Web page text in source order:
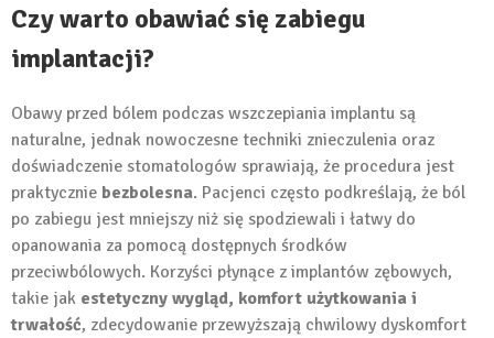
Czy warto obawiać się zabiegu
implantacji?
Obawy przed bólem podczas wszczepiania implantu są
naturalne, jednak nowoczesne techniki znieczulenia oraz
doświadczenie stomatologów sprawiają, że procedura jest
praktycznie bezbolesna. Pacjenci często podkreślają, że ból
po zabiegu jest mniejszy niż się spodziewali i łatwy do
opanowania za pomocą dostępnych środków
przeciwbólowych. Korzyści płynące z implantów zębowych,
takie jak estetyczny wygląd, komfort użytkowania i
trwałość, zdecydowanie przewyższają chwilowy dyskomfort